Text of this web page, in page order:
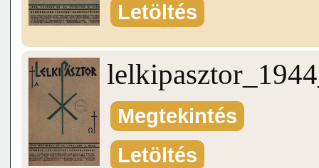
Letöltés
Megtekintés
Letöltés